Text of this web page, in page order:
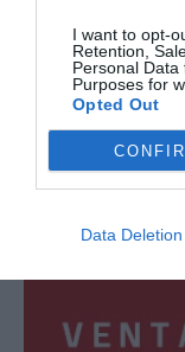
I want to opt-
Retention,
Personal
Purposes for
Opted Out
Data Deletion
Mono baggy
espíritu
★★★★★
★★★★★
20,99 € 29,
[PAEV65 ]